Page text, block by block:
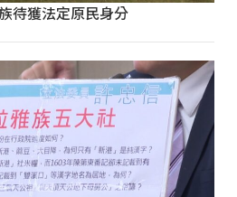
待獲法定原民身分